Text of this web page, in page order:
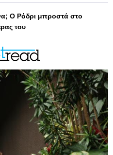
Ο Ρόδρι μπροστά στο
του